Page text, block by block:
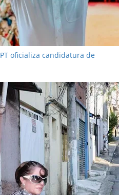
oficializa candidatura de